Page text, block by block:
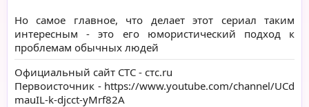
Но самое главное, что делает этот сериал таким
интересным - это его юмористический подход к
проблемам обычных людей
Официальный сайт СТС - стс.ru
Первоисточник - https://www.youtube.com/channel/UCd
mauIL-k-djcct-yMrf82A